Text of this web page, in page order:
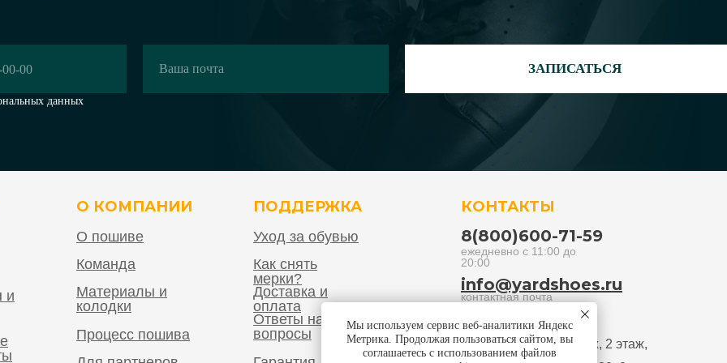
данных
ЗАПИСАТЬСЯ
Мы используем сервис веб-аналитики Яндекс
Метрика. Продолжая пользоваться сайтом, вы
соглашаетесь с использованием файлов
О КОМПАНИИ ПОДДЕРЖКА КОНТАКТЫ
8(800)600-71-59
ежедневно с 11:00 до
20:00
контактная почта
info@yardshoes.ru
г. Санкт-Петербург, ТК
Владимирский Пассаж, 2 этаж,
левая галерея, 2J2
и
Уход за обувью
Как снять
мерки?
Доставка и
оплата
Ответы на
вопросы
О пошиве
Команда
Материалы и
колодки
Процесс пошива